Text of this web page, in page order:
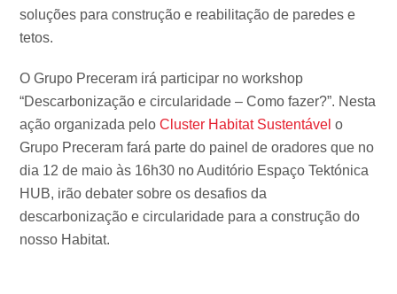
soluções para construção e reabilitação de paredes e
tetos.
O Grupo Preceram irá participar no workshop
“Descarbonização e circularidade – Como fazer?”. Nesta
ação organizada peloCluster Habitat Sustentável o
Grupo Preceram fará parte do painel de oradores que no
dia 12 de maio às 16h30 no Auditório Espaço Tektónica
HUB, irão debater sobre os desafios da
descarbonização e circularidade para a construção do
nosso Habitat.